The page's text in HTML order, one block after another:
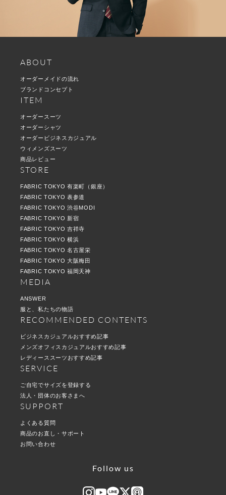
ABOUT
オーダーメイドの流れ
ブランドコンセプト
ITEM
オーダースーツ
オーダーシャツ
オーダービジネスカジュアル
ウィメンズスーツ
商品レビュー
STORE
FABRIC TOKYO 有楽町（銀座）
FABRIC TOKYO 表参道
FABRIC TOKYO 渋谷MODI
FABRIC TOKYO 新宿
FABRIC TOKYO 吉祥寺
FABRIC TOKYO 横浜
FABRIC TOKYO 名古屋栄
FABRIC TOKYO 大阪梅田
FABRIC TOKYO 福岡天神
MEDIA
ANSWER
服と、私たちの物語
RECOMMENDED CONTENTS
ビジネスカジュアルおすすめ記事
メンズオフィスカジュアルおすすめ記事
レディーススーツおすすめ記事
SERVICE
ご自宅でサイズを登録する
法人・団体のお客さまへ
SUPPORT
よくある質問
商品のお直し・サポート
お問い合わせ
Follow us